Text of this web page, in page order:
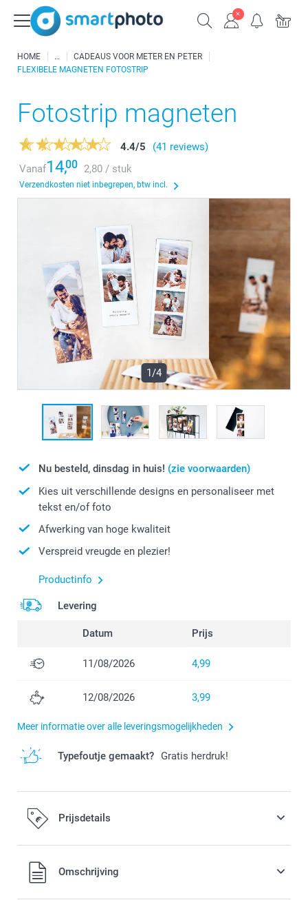
HOME
CADEAUS VOOR METER EN PETER
FLEXIBELE MAGNETEN FOTOSTRIP
Fotostrip magneten
4.4/5
(41 reviews)
Vanaf14,00 2,80 / stuk
Verzendkosten niet inbegrepen, btw incl.
1/4
Nu besteld, dinsdag in huis! (zie voorwaarden)
Kies uit verschillende designs en personaliseer met
tekst en/of foto
Afwerking van hoge kwaliteit
Verspreid vreugde en plezier!
Productinfo
Levering
Datum Prijs
11/08/2026 4,99
12/08/2026 3,99
Meer informatie over alle leveringsmogelijkheden
Typefoutje gemaakt? Gratis herdruk!
Prijsdetails
Alle prijzen zijn in EURO (€) inclusief BTW en exclusief
verzendkosten.Omschrijving